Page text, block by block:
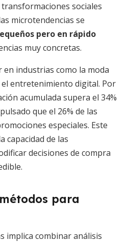
sociales
microtendencias se
pero en rápido
muy concretas.
en industrias como la moda
entretenimiento digital. Por
acumulada supera el 34%
que el 26% de las
especiales. Este
capacidad de las
decisiones de compra
para
implica combinar análisis